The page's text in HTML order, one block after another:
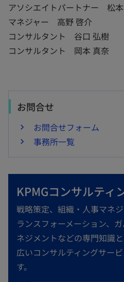
アソシエイトパートナー 松
マネジャー 高野 啓介
コンサルタント 谷口 弘樹
コンサルタント 岡本 真奈
お問合せ
お問合せフォーム
事務所一覧
KPMGコンサルティ
戦略策定、組織・人事マネ
ランスフォーメーション、
ネジメントなどの専門知識
広いコンサルティングサー
す。